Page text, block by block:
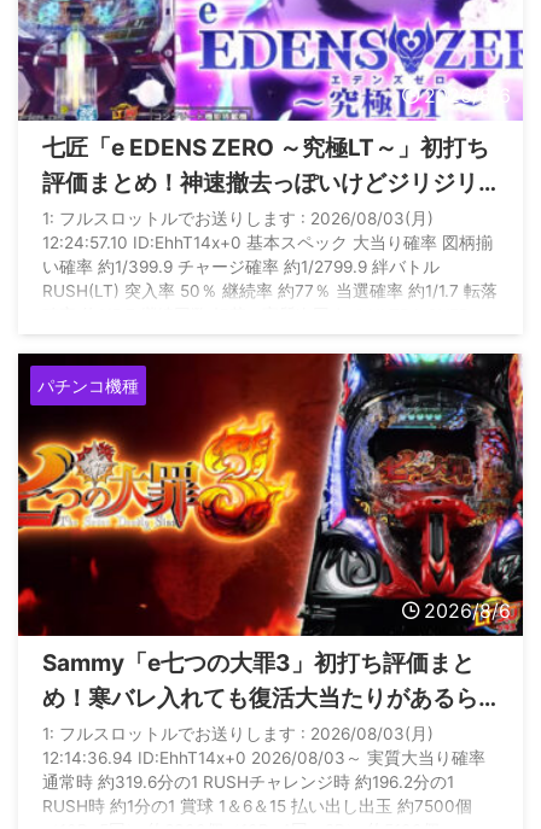
2026/8/6
七匠「e EDENS ZERO ～究極LT～」初打ち
評価まとめ！神速撤去っぽいけどジリジリ
人気出る機種ってあったか？
1: フルスロットルでお送りします : 2026/08/03(月)
12:24:57.10 ID:EhhT14x+0 基本スペック 大当り確率 図柄揃
い確率 約1/399.9 チャージ確率 約1/2799.9 絆バトル
RUSH(LT) 突入率 50％ 継続率 約77％ 当選確率 約1/1.7 転落
1/4.2 継続回数 転落or実質次回まで 賞球数 1＆5＆ ...
パチンコ機種
2026/8/6
Sammy「e七つの大罪3」初打ち評価まと
め！寒バレ入れても復活大当たりがあるら
しいぞ
1: フルスロットルでお送りします : 2026/08/03(月)
12:14:36.94 ID:EhhT14x+0 2026/08/03～ 実質大当り確率
通常時 約319.6分の1 RUSHチャレンジ時 約196.2分の1
RUSH時 約1分の1 賞球 1＆6＆15 払い出し出玉 約7500個